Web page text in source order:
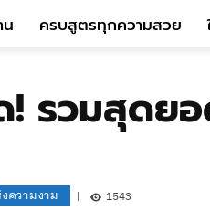
ครบสูตรทุกความสวย
รวมสุดย
ความงาม 1543